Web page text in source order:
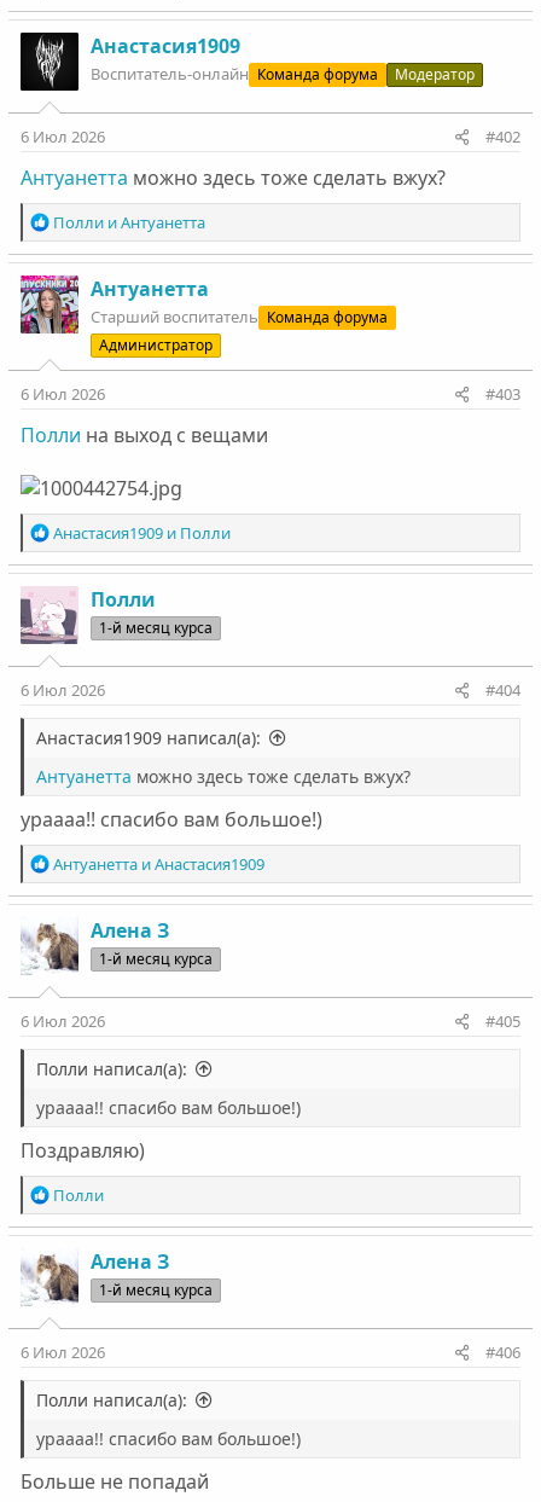
Анастасия1909
Воспитатель-онлайн Команда форума Модератор
6 Июл 2026 #402
Антуанетта можно здесь тоже сделать вжух?
Р
е
а
к
ц
и
ПоллииАнтуанетта
Антуанетта
Старший воспитатель Команда форума
Администратор
6 Июл 2026 #403
Полли на выход с вещами
Р
е
а
к
ц
и
и
:
Анастасия1909и Полли
Полли
1-й месяц курса
6 Июл 2026 #404
Анастасия1909 написал(а):
Антуанетта можно здесь тоже сделать вжух?
ураааа!! спасибо вам большое!)
Р
е
а
к
ц
и
и
:
АнтуанеттаиАнастасия1909
Алена З
1-й месяц курса
6 Июл 2026 #405
Полли написал(а):
ураааа!! спасибо вам большое!)
Поздравляю)
Р
е
а
к
ц
и
и
:
Полли
Алена З
1-й месяц курса
6 Июл 2026 #406
Полли написал(а):
ураааа!! спасибо вам большое!)
Больше не попадай